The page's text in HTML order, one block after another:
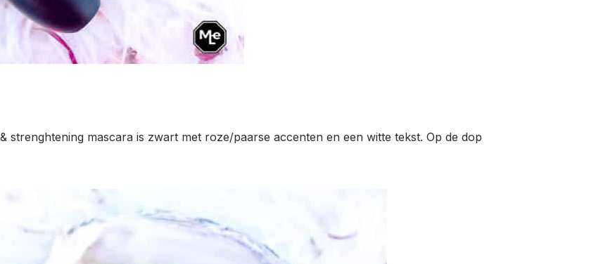
strenghtening mascara is zwart met roze/paarse accenten en een witte tekst. Op de dop